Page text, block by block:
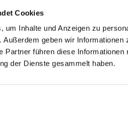
Cookies
um Inhalte und Anzeigen zu
Außerdem geben wir
Partner führen diese
der Dienste gesammelt haben.